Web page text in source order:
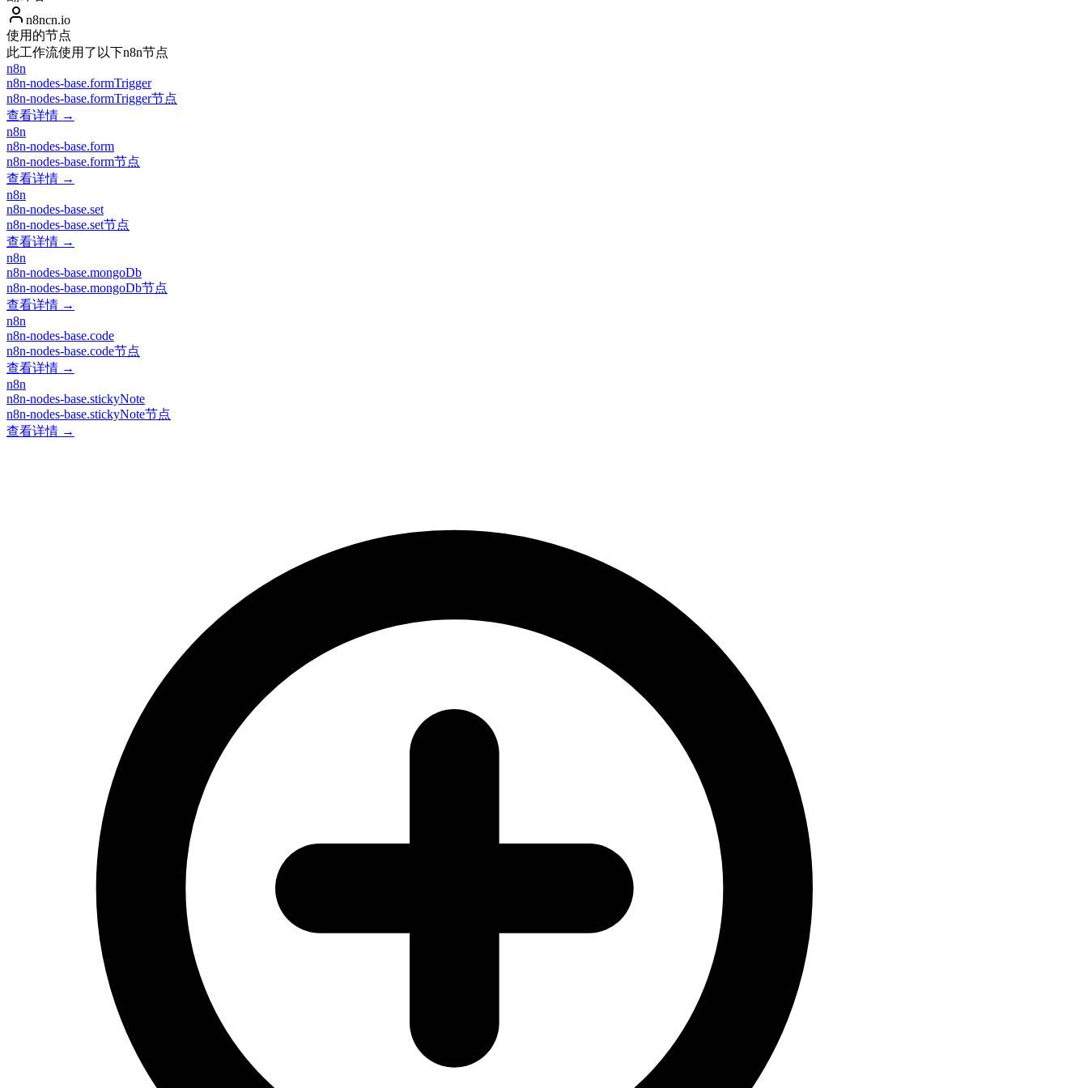
n8ncn.io
使用的节点
此工作流使用了以下n8n节点
n8n
n8n-nodes-base.formTrigger
n8n-nodes-base.formTrigger节点
查看详情 →
n8n
n8n-nodes-base.form
n8n-nodes-base.form节点
查看详情 →
n8n
n8n-nodes-base.set
n8n-nodes-base.set节点
查看详情 →
n8n
n8n-nodes-base.mongoDb
n8n-nodes-base.mongoDb节点
查看详情 →
n8n
n8n-nodes-base.code
n8n-nodes-base.code节点
查看详情 →
n8n
n8n-nodes-base.stickyNote
n8n-nodes-base.stickyNote节点
查看详情 →